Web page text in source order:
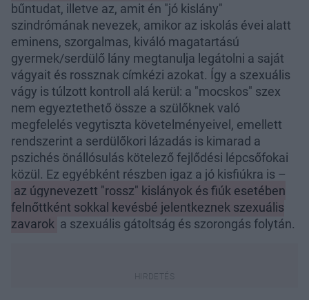
bűntudat, illetve az, amit én "jó kislány"
szindrómának nevezek, amikor az iskolás évei alatt
eminens, szorgalmas, kiváló magatartású
gyermek/serdülő lány megtanulja legátolni a saját
vágyait és rossznak címkézi azokat. Így a szexuális
vágy is túlzott kontroll alá kerül: a "mocskos" szex
nem egyeztethető össze a szülőknek való
megfelelés vegytiszta követelményeivel, emellett
rendszerint a serdülőkori lázadás is kimarad a
pszichés önállósulás kötelező fejlődési lépcsőfokai
közül. Ez egyébként részben igaz a jó kisfiúkra is –
az úgynevezett "rossz" kislányok és fiúk esetében
felnőttként sokkal kevésbé jelentkeznek szexuális
zavarok a szexuális gátoltság és szorongás folytán.